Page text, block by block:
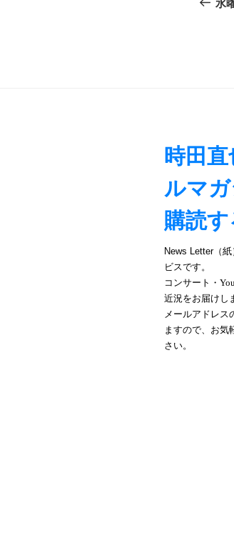
ョ
ン
時田
ルマ
購読す
News Letter（
ビスです。
コンサート・
近況をお届けし
メールアドレス
ますので、お気
さい。